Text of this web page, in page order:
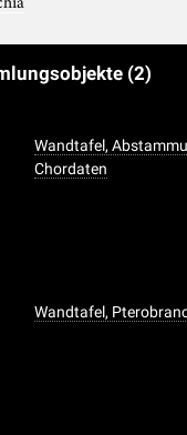
(2)
Wandtafel,
Chordaten
Wandtafel,